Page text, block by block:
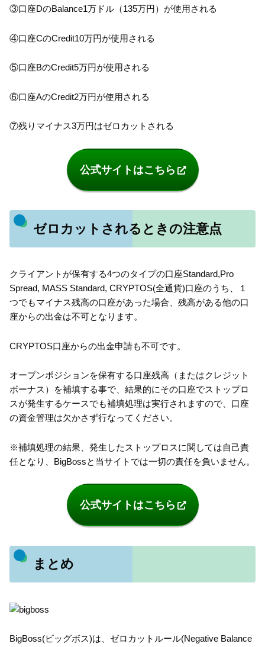
③口座DのBalance1万ドル（135万円）が使用される
④口座CのCredit10万円が使用される
⑤口座BのCredit5万円が使用される
⑥口座AのCredit2万円が使用される
⑦残りマイナス3万円はゼロカットされる
公式サイトはこちら
ゼロカットされるときの注意点
クライアントが保有する4つのタイプの口座Standard,Pro
Spread, MASS Standard, CRYPTOS(全通貨)口座のうち、１
つでもマイナス残高の口座があった場合、残高がある他の口
座からの出金は不可となります。
CRYPTOS口座からの出金申請も不可です。
オープンポジションを保有する口座残高（またはクレジット
ボーナス）を補填する事で、結果的にその口座でストップロ
スが発生するケースでも補填処理は実行されますので、口座
の資金管理は欠かさず行なってください。
※補填処理の結果、発生したストップロスに関しては自己責
任となり、BigBossと当サイトでは一切の責任を負いません。
公式サイトはこちら
まとめ
BigBoss(ビッグボス)は、ゼロカットルール(Negative Balance